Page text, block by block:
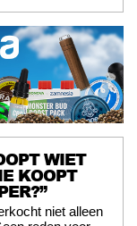
WIET
KOOPT
niet alleen